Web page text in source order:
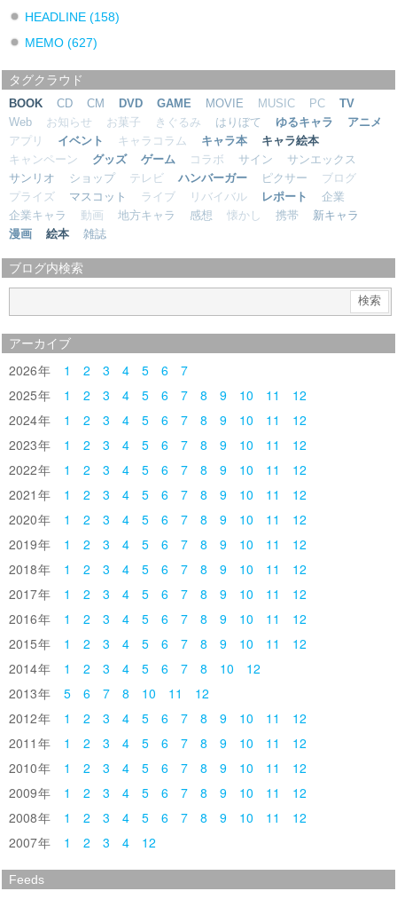
HEADLINE(158)
MEMO(627)
タグクラウド
BOOK CD CM DVD GAME MOVIE MUSIC PC
TV
Web
お知らせ お菓子 きぐるみ はりぼて ゆるキャラ
アニメ
アプリ
イベント キャラコラム キャラ本
キャラ絵本
キャンペーン
グッズ ゲーム コラボ サイン
サンエックス
サンリオ
ショップ テレビ ハンバーガー ピクサー
ブログ
プライズ
マスコット ライブ リバイバル レポート
企業
企業キャラ
動画 地方キャラ 感想 懐かし 携帯
新キャラ
漫画
絵本 雑誌
ブログ内検索
アーカイブ
2026 1 2 3 4 5 6
7
2025
1 2 3 4 5 6 7 8 9 10 11
12
2024
1 2 3 4 5 6 7 8 9 10 11
12
2023
1 2 3 4 5 6 7 8 9 10 11
12
2022
1 2 3 4 5 6 7 8 9 10 11
12
2021
1 2 3 4 5 6 7 8 9 10 11
12
2020
1 2 3 4 5 6 7 8 9 10 11
12
2019
1 2 3 4 5 6 7 8 9 10 11
12
2018
1 2 3 4 5 6 7 8 9 10 11
12
2017
1 2 3 4 5 6 7 8 9 10 11
12
2016
1 2 3 4 5 6 7 8 9 10 11
12
2015
1 2 3 4 5 6 7 8 9 10 11
12
2014
1 2 3 4 5 6 7 8 10
12
2013
5 6 7 8 10 11
12
2012
1 2 3 4 5 6 7 8 9 10 11
12
2011
1 2 3 4 5 6 7 8 9 10 11
12
2010
1 2 3 4 5 6 7 8 9 10 11
12
2009
1 2 3 4 5 6 7 8 9 10 11
12
2008
1 2 3 4 5 6 7 8 9 10 11
12
2007
1 2 3 4 12
Feeds